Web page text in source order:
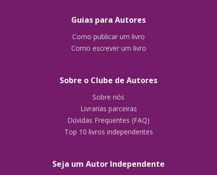
Guias para Autores
Como publicar um livro
Como escrever um livro
Sobre o Clube de Autores
Sobre nós
Livrarias parceiras
Dúvidas Frequentes (FAQ)
Top 10 livros independentes
Seja um Autor Independente